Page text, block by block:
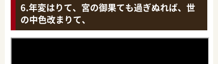
年変はりて、宮の御果ても過ぎぬれば、世
の中色改まりて、